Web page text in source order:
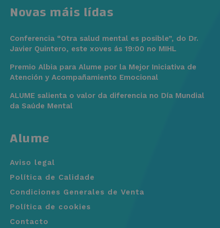
Alume
Aviso legal
Política de Calidade
Condiciones Generales de Venta
Política de cookies
Contacto
Novas máis lídas
Conferencia “Otra salud mental es posible”, do Dr.
Javier Quintero, este xoves ás 19:00 no MIHL
Premio Albia para Alume por la Mejor Iniciativa de
Atención y Acompañamiento Emocional
ALUME salienta o valor da diferencia no Día Mundial
da Saúde Mental